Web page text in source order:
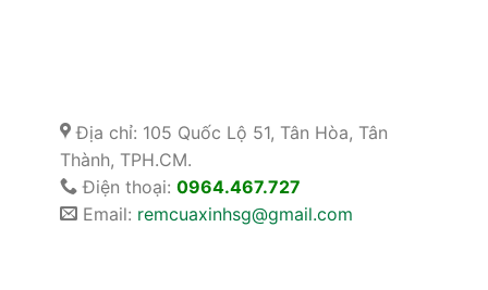
Địa chỉ: 105 Quốc Lộ 51, Tân Hòa, Tân
Thành, TPH.CM.
Điện thoại: 0964.467.727
Email: remcuaxinhsg@gmail.com